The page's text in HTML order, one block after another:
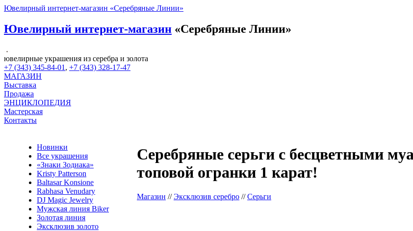
Ювелирный интернет-магазин «Серебряные Линии»
Ювелирный интернет-магазин «Серебряные Линии»
ювелирные украшения из серебра и золота
+7 (343) 345-84-01 , +7 (343) 328-17-47
МАГАЗИН
Выставка
Продажа
ЭНЦИКЛОПЕДИЯ
Мастерская
Контакты
Новинки
Все украшения
«Знаки Зодиака»
Kristy Patterson
Baltasar Konsione
Rabhasa Venudary
DJ Magic Jewelry
Мужская линия Biker
Золотая линия
Эксклюзив золото
Серебряные серьги с бесцветными
топовой огранки 1 карат!
Магазин //Эксклюзив серебро //Серьги